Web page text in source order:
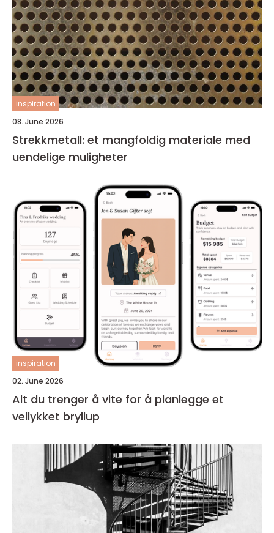
inspiration
08. June 2026
Strekkmetall: et mangfoldig materiale med
uendelige muligheter
inspiration
02. June 2026
Alt du trenger å vite for å planlegge et
vellykket bryllup